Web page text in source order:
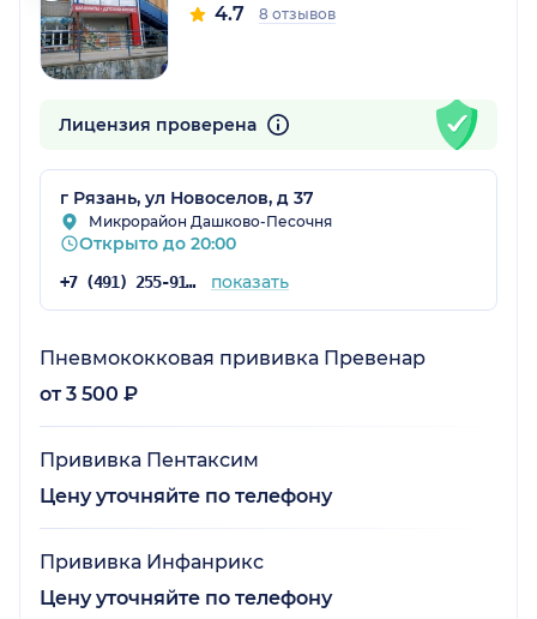
4.7 8 отзывов
Лицензия проверена
г Рязань, ул Новоселов, д 37
Микрорайон Дашково-Песочня
Открыто до 20:00
+7 (491) 255-91-01 показать
Пневмококковая прививка Превенар
от 3 500 ₽
Прививка Пентаксим
Цену уточняйте по телефону
Прививка Инфанрикс
Цену уточняйте по телефону